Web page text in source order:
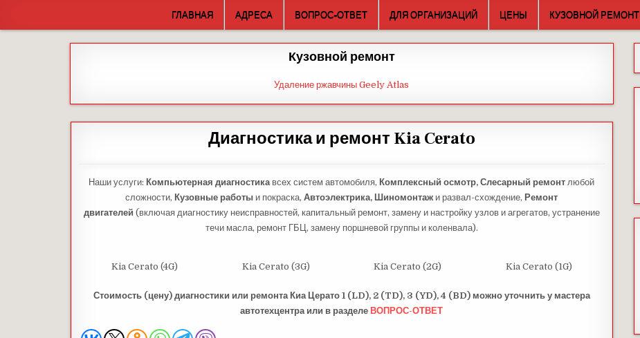
content
ГЛАВНАЯ АДРЕСА ВОПРОС-ОТВЕТ ДЛЯ ОРГАНИЗАЦИЙ ЦЕНЫ КУЗОВНОЙ РЕМОНТ
Кузовной ремонт
Удаление ржавчины Geely Atlas
Диагностика и ремонт Kia Cerato
Наши услуги: Компьютерная диагностикавсех систем автомобиля, Комплексный осмотр,Слесарный ремонт любой
сложности, Кузовные работы и покраска,Автоэлектрика, Шиномонтаж и развал-схождение, Ремонт
двигателей (включая диагностику неисправностей, капитальный ремонт, замену и настройку узлов и агрегатов, устранение
течи масла, ремонт ГБЦ, замену поршневой группы и коленвала).
Kia Cerato (4G) Kia Cerato (3G) Kia Cerato (2G) Kia Cerato (1G)
Стоимость (цену) диагностики или ремонта Киа Церато 1 (LD), 2 (TD), 3 (YD), 4 (BD) можно уточнить у мастера
автотехцентра или в разделе ВОПРОС-ОТВЕТ